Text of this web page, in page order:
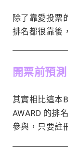
除了靠愛投票
排名都很靠後
開票前預
其實相比這本
AWARD 的排
參與，只要註